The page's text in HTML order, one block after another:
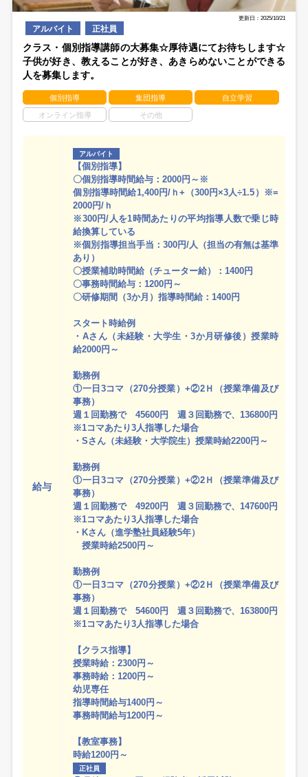
更新日：2025/10/21
アルバイト 正社員
クラス・個別指導講師の大募集☆厚待遇にてお待ちします☆
子供が好き、教えることが好き、あきらめないことができる
人を募集します。
個別指導 集団指導 自立学習
オンライン指導 その他
給与
アルバイト
【個別指導】
〇個別指導時間給与：2000円～※
個別指導時間給1,400円/ｈ+（300円×3人÷1.5）※=
2000円/ｈ
※300円/人を1時間あたりの平均指導人数で乗じ時
給換算している
※個別指導担当手当：300円/人（担当の有無は基準
あり）
〇授業補助時間給（チューター給）：1400円
〇事務時間給与：1200円～
〇研修期間（3か月）指導時間給：1400円
スタート時給例
・Aさん（未経験・大学生・3か月研修後）授業時
給2000円～
勤務例
①一日3コマ（270分授業）+②2Ｈ（授業準備及び
事務）
週１回勤務で 45600円 週３回勤務で、136800円
※1コマあたり3人指導した場合
・Sさん（未経験・大学院生）授業時給2200円～
勤務例
①一日3コマ（270分授業）+②2Ｈ（授業準備及び
事務）
週１回勤務で 49200円 週３回勤務で、147600円
※1コマあたり3人指導した場合
・Kさん（進学塾社員経験5年）
授業時給2500円～
勤務例
①一日3コマ（270分授業）+②2Ｈ（授業準備及び
事務）
週１回勤務で 54600円 週３回勤務で、163800円
※1コマあたり3人指導した場合
【クラス指導】
授業時給：2300円～
事務時給：1200円～
幼児専任
指導時間給与1400円～
事務時間給与1200円～
【教室事務】
時給1200円～
正社員